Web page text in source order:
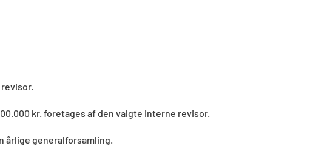
kr. foretages af den valgte interne revisor.
årlige generalforsamling.